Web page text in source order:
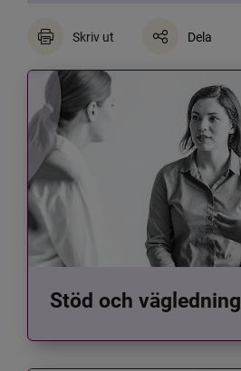
Skriv ut Dela
Stöd och vägledning